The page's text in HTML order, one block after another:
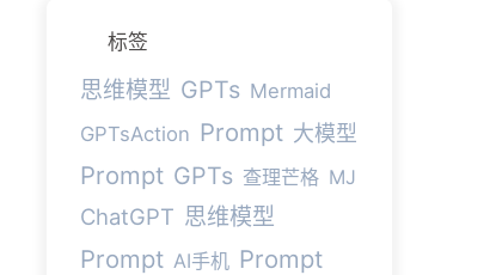
标签
思维模型 GPTs Mermaid
GPTsAction Prompt 大模型
Prompt GPTs 查理芒格 MJ
ChatGPT 思维模型
Prompt AI手机 Prompt